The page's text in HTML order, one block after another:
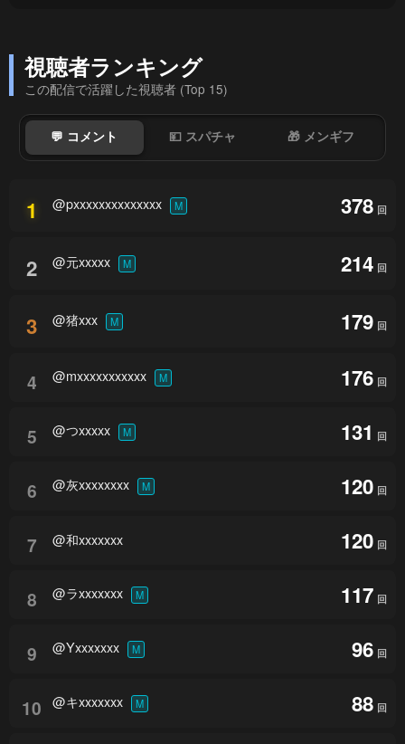
視聴者ランキング
この配信で活躍した視聴者 (Top 15)
💬 コメント 💴 スパチャ 🎁 メンギフ
1 @pxxxxxxxxxxxxxx M 378 回
2 @元xxxxx M 214 回
3 @猪xxx M 179 回
4 @mxxxxxxxxxxx M 176 回
5 @つxxxxx M 131 回
6 @灰xxxxxxxx M 120 回
7 @和xxxxxxx 120 回
8 @ラxxxxxxx M 117 回
9 @Yxxxxxxx M 96 回
10 @キxxxxxxx M 88 回